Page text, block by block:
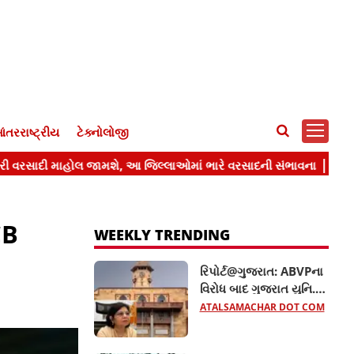
ટેક્નોલોજી
WEEKLY TRENDING
રિપોર્ટ@ગુજરાત: ABVPના
વિરોધ બાદ ગુજરાત યુનિ.ના
10 હોદ્દેદારો સસ્પેન્ડ, જાણો
ATALSAMACHAR DOT COM